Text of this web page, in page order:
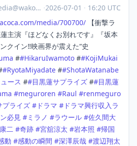
·2026-07-01 · 16:20 UTC
media/700700/ 【衝撃ラ
主演『ほどなくお別れです』『坂本
クイン‼️映画界が震えた“史
##HikaruIwamoto ##KojiMukai
#RyotaMiyadate ##ShotaWatanabe
ース ##目黒蓮サプライズ ##目黒蓮
#meguroren #Raul #renmeguro
プライズ # ドラマ # ドラマ興行収入ラ
必見 #ミラノ #ラウール #佐久間大
二 #奇跡 #宮舘涼太 #岩本照 #帰国
動 #感動の瞬間 #深澤辰哉 #渡辺翔太